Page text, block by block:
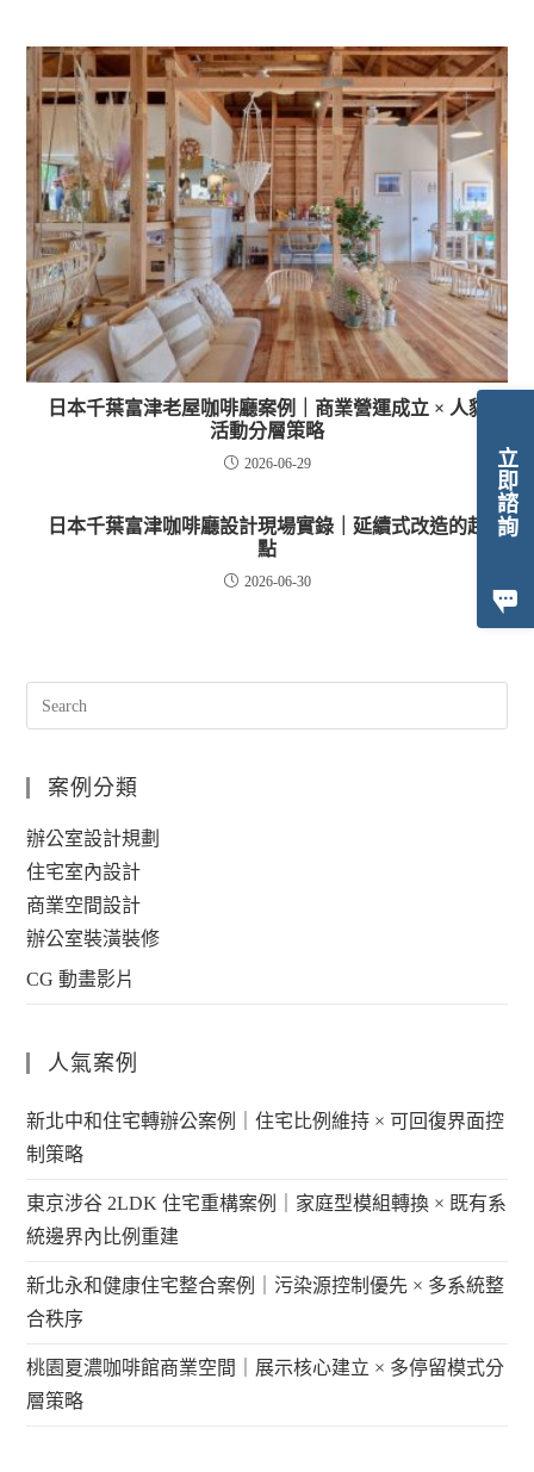
立即諮詢
日本千葉富津老屋咖啡廳案例｜商業營運成立 × 人貓
活動分層策略
2026-06-29
日本千葉富津咖啡廳設計現場實錄｜延續式改造的起
點
2026-06-30
案例分類
辦公室設計規劃
住宅室內設計
商業空間設計
辦公室裝潢裝修
CG 動畫影片
人氣案例
新北中和住宅轉辦公案例｜住宅比例維持 × 可回復界面控
制策略
東京涉谷 2LDK 住宅重構案例｜家庭型模組轉換 × 既有系
統邊界內比例重建
新北永和健康住宅整合案例｜污染源控制優先 × 多系統整
合秩序
桃園夏濃咖啡館商業空間｜展示核心建立 × 多停留模式分
層策略